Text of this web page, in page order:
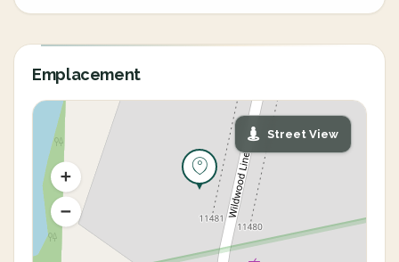
Emplacement
Street View